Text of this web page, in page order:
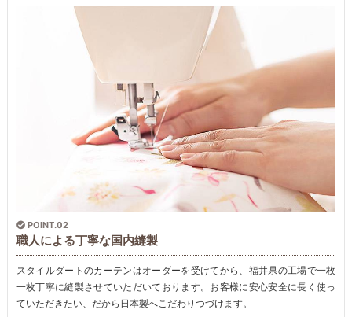
POINT.02
職人による丁寧な国内縫製
スタイルダートのカーテンはオーダーを受けてから、福井県の工場で一枚
一枚丁寧に縫製させていただいております。お客様に安心安全に長く使っ
ていただきたい、だから日本製へこだわりつづけます。